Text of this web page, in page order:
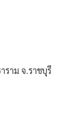
ราม จ.ราชบุรี